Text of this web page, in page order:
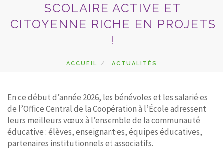
ADHÉSION
ESPACE PÉDAGOGIQUE
RECHERCHER
CONTACT
SCOLAIRE ACTIVE ET
CITOYENNE RICHE EN PROJETS
!
ACCUEIL
ACTUALITÉS
En ce début d’année 2026, les bénévoles et les salarié·es
de l’Office Central de la Coopération à l’École adressent
leurs meilleurs vœux à l’ensemble de la communauté
éducative : élèves, enseignant·es, équipes éducatives,
partenaires institutionnels et associatifs.